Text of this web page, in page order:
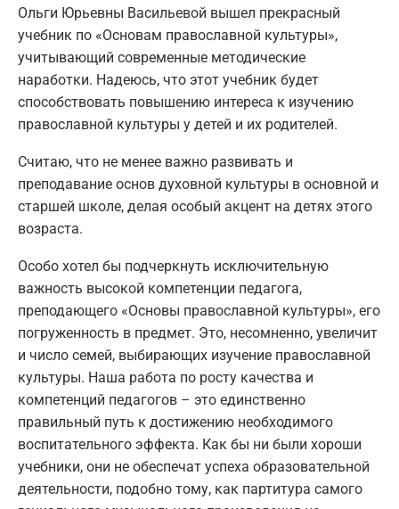
Ольги Юрьевны Васильевой вышел прекрасный
учебник по «Основам православной культуры»,
учитывающий современные методические
наработки. Надеюсь, что этот учебник будет
способствовать повышению интереса к изучению
православной культуры у детей и их родителей.
Считаю, что не менее важно развивать и
преподавание основ духовной культуры в основной и
старшей школе, делая особый акцент на детях этого
возраста.
Особо хотел бы подчеркнуть исключительную
важность высокой компетенции педагога,
преподающего «Основы православной культуры», его
погруженность в предмет. Это, несомненно, увеличит
и число семей, выбирающих изучение православной
культуры. Наша работа по росту качества и
компетенций педагогов – это единственно
правильный путь к достижению необходимого
воспитательного эффекта. Как бы ни были хороши
учебники, они не обеспечат успеха образовательной
деятельности, подобно тому, как партитура самого